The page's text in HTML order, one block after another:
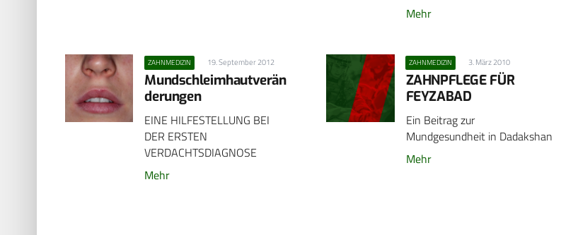
Mehr
ZAHNMEDIZIN 19. September 2012
Mundschleimhautverän
derungen
EINE HILFESTELLUNG BEI
DER ERSTEN
VERDACHTSDIAGNOSE
Mehr
ZAHNMEDIZIN 3. März 2010
ZAHNPFLEGE FÜR
FEYZABAD
Ein Beitrag zur
Mundgesundheit in Dadakshan
Mehr